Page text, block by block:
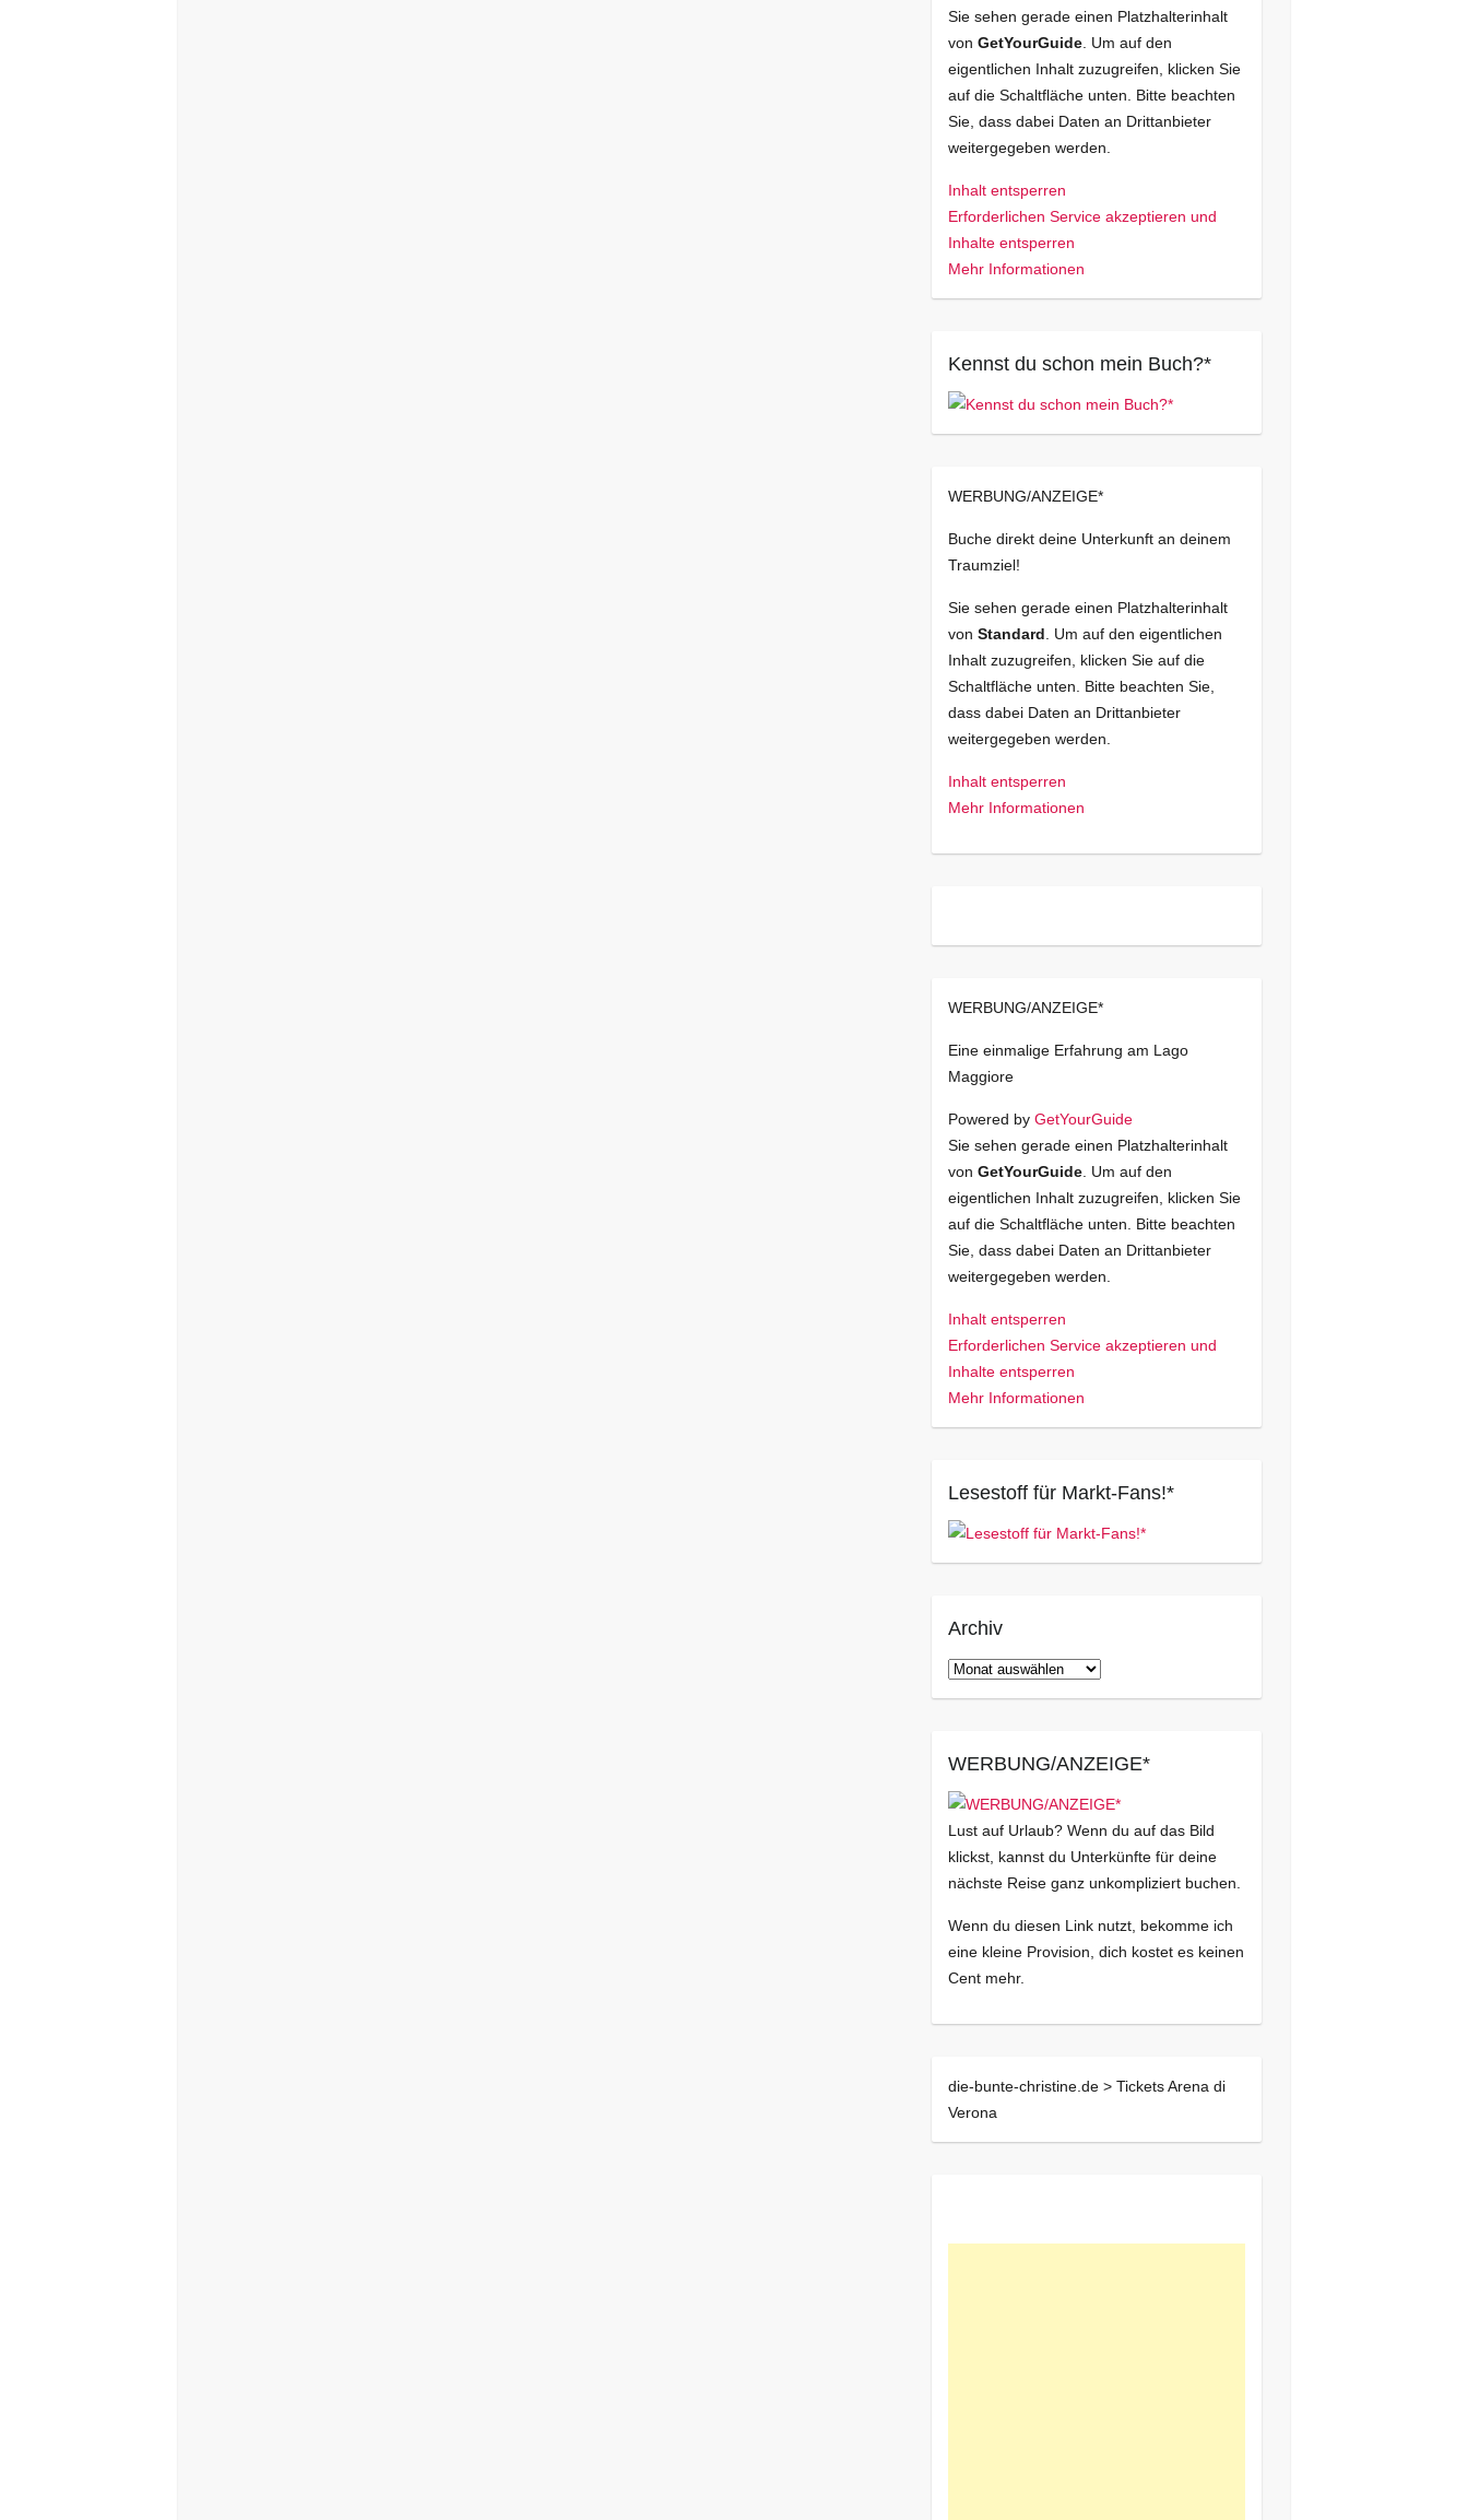
Sie sehen gerade einen Platzhalterinhalt
von GetYourGuide. Um auf den
eigentlichen Inhalt zuzugreifen, klicken Sie
auf die Schaltfläche unten. Bitte beachten
Sie, dass dabei Daten an Drittanbieter
weitergegeben werden.
Inhalt entsperren
Erforderlichen Service akzeptieren und
Inhalte entsperren
Mehr Informationen
Kennst du schon mein Buch?*
WERBUNG/ANZEIGE*
Buche direkt deine Unterkunft an deinem
Traumziel!
Sie sehen gerade einen Platzhalterinhalt
von Standard . Um auf den eigentlichen
Inhalt zuzugreifen, klicken Sie auf die
Schaltfläche unten. Bitte beachten Sie,
dass dabei Daten an Drittanbieter
weitergegeben werden.
Inhalt entsperren
Mehr Informationen
WERBUNG/ANZEIGE*
Eine einmalige Erfahrung am Lago
Maggiore
Powered by GetYourGuide
Sie sehen gerade einen Platzhalterinhalt
von GetYourGuide. Um auf den
eigentlichen Inhalt zuzugreifen, klicken Sie
auf die Schaltfläche unten. Bitte beachten
Sie, dass dabei Daten an Drittanbieter
weitergegeben werden.
Inhalt entsperren
Erforderlichen Service akzeptieren und
Inhalte entsperren
Mehr Informationen
Lesestoff für Markt-Fans!*
Archiv
Archiv
WERBUNG/ANZEIGE*
Lust auf Urlaub? Wenn du auf das Bild
klickst, kannst du Unterkünfte für deine
nächste Reise ganz unkompliziert buchen.
Wenn du diesen Link nutzt, bekomme ich
eine kleine Provision, dich kostet es keinen
Cent mehr.
die-bunte-christine.de > Tickets Arena di
Verona